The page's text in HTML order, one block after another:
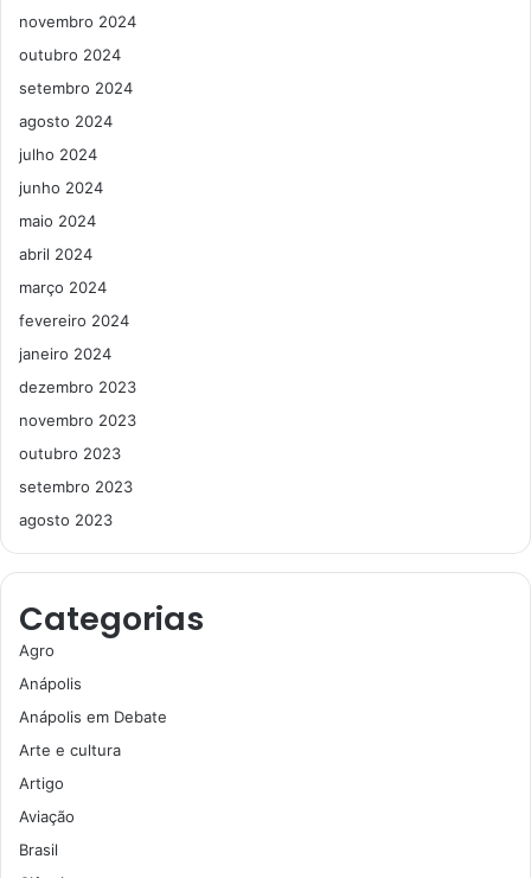
novembro 2024
outubro 2024
setembro 2024
agosto 2024
julho 2024
junho 2024
maio 2024
abril 2024
março 2024
fevereiro 2024
janeiro 2024
dezembro 2023
novembro 2023
outubro 2023
setembro 2023
agosto 2023
Categorias
Agro
Anápolis
Anápolis em Debate
Arte e cultura
Artigo
Aviação
Brasil